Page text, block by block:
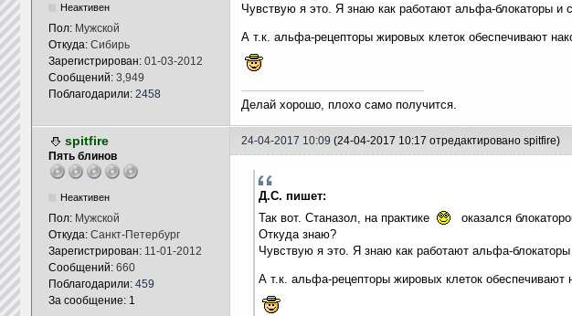
Неактивен
Пол: Мужской
Откуда: Сибирь
Зарегистрирован: 01-03-2012
Сообщений: 3,949
Поблагодарили: 2458
Чувствую я это. Я знаю как работают альфа-блокаторы
А т.к. альфа-рецепторы жировых клеток обеспечивают
Делай хорошо, плохо само получится.
spitfire 24-04-2017 10:09 (24-04-2017 10:17 отредактировано spitfire)
Пять блинов
Неактивен
Пол: Мужской
Откуда: Санкт-Петербург
Зарегистрирован: 11-01-2012
Сообщений: 660
Поблагодарили: 459
За сообщение: 1
Д.С. пишет:
Так вот. Станазол, на практике
оказался
Откуда знаю?
Чувствую я это. Я знаю как работают альфа-
А т.к. альфа-рецепторы жировых клеток обеспечивают